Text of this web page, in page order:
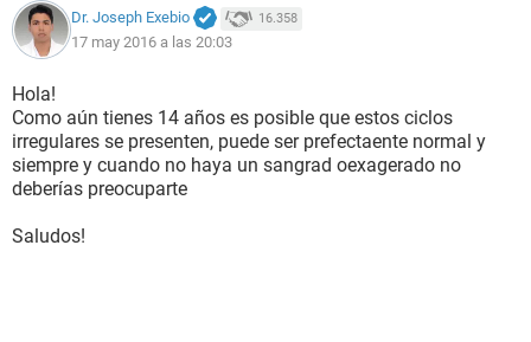
Dr. Joseph Exebio 16.358
17 may 2016 a las 20:03
Hola!
Como aún tienes 14 años es posible que estos ciclos
irregulares se presenten, puede ser prefectaente normal y
siempre y cuando no haya un sangrad oexagerado no
deberías preocuparte
Saludos!